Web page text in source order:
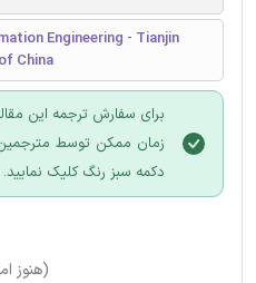
Engineering - Tianjin
China
برای سفارش ترجمه این
زمان ممکن توسط
دکمه سبز رنگ کلیک نمایید.
(هنوز